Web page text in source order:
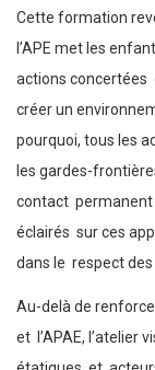
Cette formation
l’APE met les
actions concertées
créer un
pourquoi, tous les
les gardes-
contact
éclairés sur ces
dans le respect
Au-delà de
et l’APAE, l’atelier